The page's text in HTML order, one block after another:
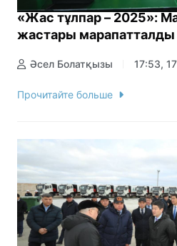
«Жас тұлпар – 2025»:
жастары марапатталды
Әсел Болатқызы 17:53,
Прочитайте больше